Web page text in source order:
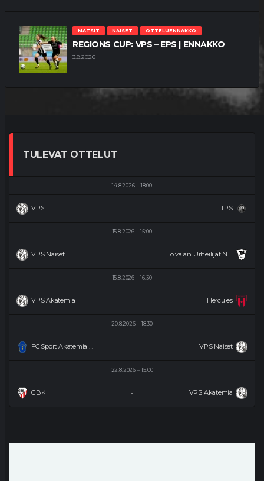
MATSIT NAISET OTTELUENNAKKO
REGIONS CUP: VPS – EPS | ENNAKKO
3.8.2026
TULEVAT OTTELUT
14.8.2026 18:00
VPS TPS
-
15.8.2026 15:00
VPS Naiset Toivalan Urheilijat Naiset
-
15.8.2026 16:30
VPS Akatemia Hercules
-
20.8.2026 18:30
FC Sport Akatemia Naiset VPS Naiset
-
22.8.2026 15:00
GBK VPS Akatemia
-